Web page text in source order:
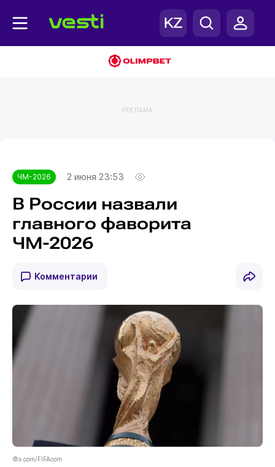
РЕКЛАМА
ЧМ-2026 2 июня 23:53
В России назвали
главного фаворита
ЧМ-2026
Комментарии
©x.com/FIFAcom